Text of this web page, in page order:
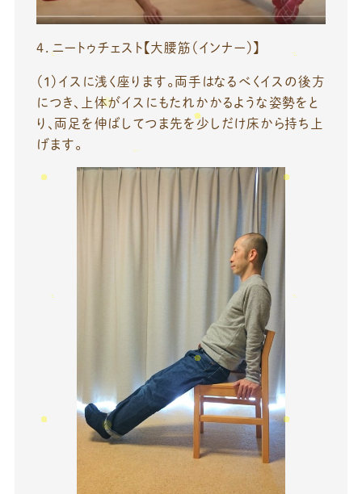
４．ニートゥチェスト【大腰筋（インナー）】
（1）イスに浅く座ります。両手はなるべくイスの後方
につき、上体がイスにもたれかかるような姿勢をと
り、両足を伸ばしてつま先を少しだけ床から持ち上
げます。